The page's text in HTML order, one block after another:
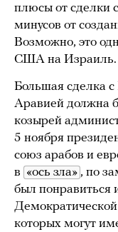
плюсы от сделки
минусов от
Возможно, это
США на Израиль.
Большая сделка
Аравией должна
козырей
5 ноября
союз арабов и
в «ось зла» , по
был понравиться
которых могут